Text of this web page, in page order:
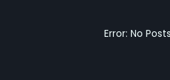
Error: No